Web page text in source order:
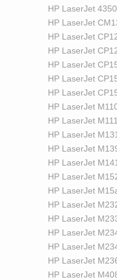
HP LaserJet
HP LaserJet
HP LaserJet
HP LaserJet
HP LaserJet
HP LaserJet
HP LaserJet
HP LaserJet
HP LaserJet
HP LaserJet
HP LaserJet
HP LaserJet
HP LaserJet
HP LaserJet
HP LaserJet
HP LaserJet
HP LaserJet
HP LaserJet
HP LaserJet
HP LaserJet